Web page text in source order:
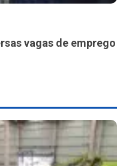
vagas de emprego